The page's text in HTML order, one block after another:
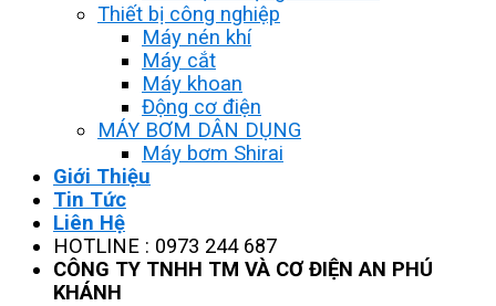
Thiết bị công nghiệp
Máy nén khí
Máy cắt
Máy khoan
Động cơ điện
MÁY BƠM DÂN DỤNG
Máy bơm Shirai
Giới Thiệu
Tin Tức
Liên Hệ
HOTLINE : 0973 244 687
CÔNG TY TNHH TM VÀ CƠ ĐIỆN AN PHÚ
KHÁNH